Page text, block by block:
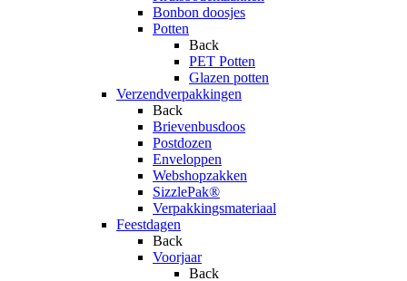
Bonbon doosjes
Potten
Back
PET Potten
Glazen potten
Verzendverpakkingen
Back
Brievenbusdoos
Postdozen
Enveloppen
Webshopzakken
SizzlePak®
Verpakkingsmateriaal
Feestdagen
Back
Voorjaar
Back